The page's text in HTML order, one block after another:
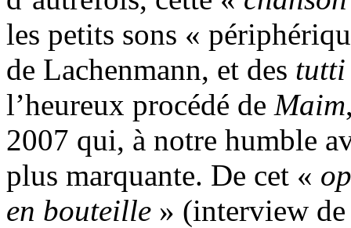
les petits sons «
de Lachenmann, et des
l’heureux procédé de Maim
2007 qui, à notre humble
plus marquante. De cet «
en bouteille » (interview